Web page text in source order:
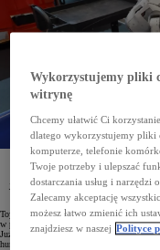
Toyota Research Institute (TRI) wraz
humanoidalnego robota Atlas.
jednocześnie poruszać się i
umiejętności odbywa się
Toyota Research Institute (TRI),
w październiku 2024 roku nawiązał
Już niespełna dziesięć miesięcy później
humanoidalnego robota.
Wykorzystujemy pliki
witrynę
Chcemy ułatwić Ci
dlatego wykorzystujemy pliki
komputerze, telefonie
Twoje potrzeby i ulepszać
dostarczania usług i narzędzi
Zalecamy akceptację
możesz łatwo zmienić ich
znajdziesz w naszej Polityce